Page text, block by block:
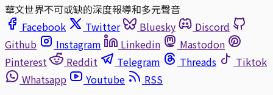
華文世界不可或缺的深度報導和多元聲音
Facebook
Twitter Bluesky
Discord
Github
Instagram Linkedin
Mastodon
Pinterest
Reddit Telegram Threads
Tiktok
Whatsapp
Youtube
RSS